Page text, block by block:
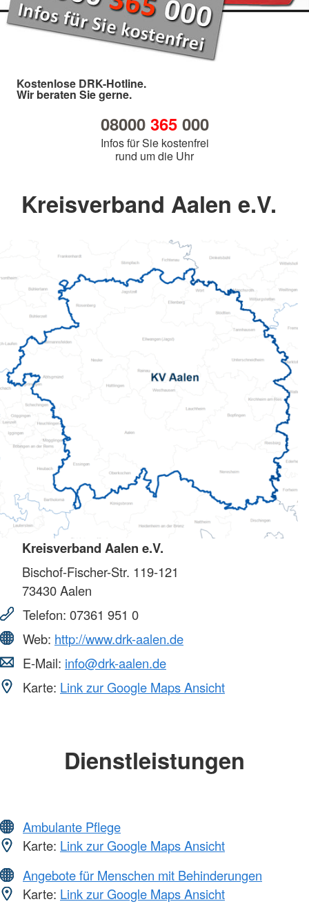
Kostenlose DRK-Hotline.
Wir beraten Sie gerne.
08000 365000
Infos für Sie kostenfrei
rund um die Uhr
Kreisverband Aalen e.V.
Kreisverband Aalen e.V.
Bischof-Fischer-Str. 119-121
73430Aalen
Telefon: 07361 951 0
Web: http://www.drk-aalen.de
E-Mail: info@drk-aalen.de
Karte: Link zur Google Maps Ansicht
Dienstleistungen
Ambulante Pflege
Karte: Link zur Google Maps Ansicht
Angebote für Menschen mit Behinderungen
Karte: Link zur Google Maps Ansicht